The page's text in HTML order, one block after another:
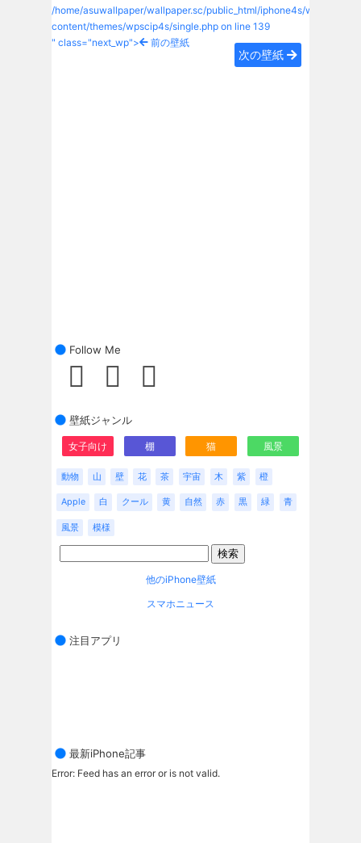
/home/asuwallpaper/wallpaper.sc/public_html/iphone4s/wp-
content/themes/wpscip4s/single.php on line 139
" class="next_wp">
前の壁紙
次の壁紙
Follow Me
壁紙ジャンル
女子向け 棚 猫 風景
動物 山 壁 花 茶 宇宙 木 紫 橙
Apple 白 クール 黄 自然 赤 黒 緑 青
風景 模様
他のiPhone壁紙
スマホニュース
注目アプリ
最新iPhone記事
Error: Feed has an error or is not valid.